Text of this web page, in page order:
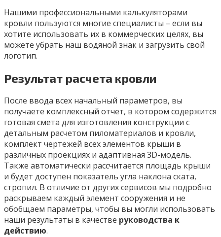
Нашими профессиональными калькуляторами
кровли пользуются многие специалисты – если вы
хотите использовать их в коммерческих целях, вы
можете убрать наш водяной знак и загрузить свой
логотип.
Результат расчета кровли
После ввода всех начальный параметров, вы
получаете комплексный отчет, в котором содержится
готовая смета для изготовления конструкции с
детальным расчетом пиломатериалов и кровли,
комплект чертежей всех элементов крыши в
различных проекциях и адаптивная 3D-модель.
Также автоматически рассчитается площадь крыши
и будет доступен показатель угла наклона ската,
стропил. В отличие от других сервисов мы подробно
раскрываем каждый элемент сооружения и не
обобщаем параметры, чтобы вы могли использовать
наши результаты в качестве руководства к
действию.